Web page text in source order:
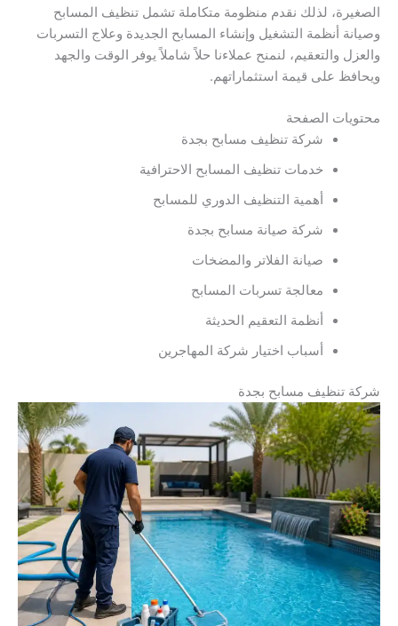
الصغيرة، لذلك نقدم منظومة متكاملة تشمل تنظيف المسابح
وصيانة أنظمة التشغيل وإنشاء المسابح الجديدة وعلاج التسربات
والعزل والتعقيم، لنمنح عملاءنا حلاً شاملاً يوفر الوقت والجهد
ويحافظ على قيمة استثماراتهم.
محتويات الصفحة
شركة تنظيف مسابح بجدة
خدمات تنظيف المسابح الاحترافية
أهمية التنظيف الدوري للمسابح
شركة صيانة مسابح بجدة
صيانة الفلاتر والمضخات
معالجة تسربات المسابح
أنظمة التعقيم الحديثة
أسباب اختيار شركة المهاجرين
شركة تنظيف مسابح بجدة